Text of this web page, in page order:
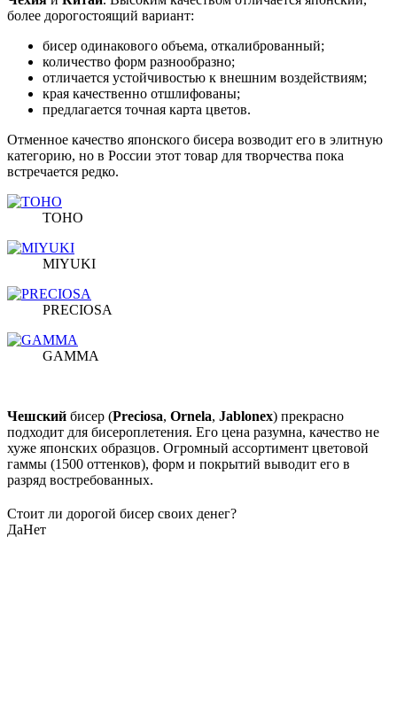
более дорогостоящий вариант:
бисер одинакового объема, откалиброванный;
количество форм разнообразно;
отличается устойчивостью к внешним воздействиям;
края качественно отшлифованы;
предлагается точная карта цветов.
Отменное качество японского бисера возводит его в элитную
категорию, но в России этот товар для творчества пока
встречается редко.
TOHO
MIYUKI
PRECIOSA
GAMMA
Чешский бисер (Preciosa, Ornela, Jablonex) прекрасно
подходит для бисероплетения. Его цена разумна, качество не
хуже японских образцов. Огромный ассортимент цветовой
гаммы (1500 оттенков), форм и покрытий выводит его в
разряд востребованных.
Стоит ли дорогой бисер своих денег?
ДаНет